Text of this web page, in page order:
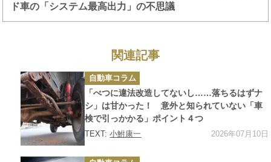
ド車の「システム最高出力」の不思議
関連記事
カ
テ
ゴ
リ
ー
自動車コラム
「べつに違法改造してないし……落ちるはずナ
シ」は甘かった！ 意外と知られていない「車
検で引っかかる」ポイント４つ
TEXT:小鮒康一 2026年07月10日
カ